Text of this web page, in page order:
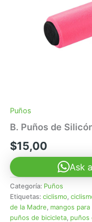
Puños
B. Puños de
$15,00
Ask
Categoría: Puños
Etiquetas: ciclismo,
de la Madre, mangos
puños de bicicleta, puños